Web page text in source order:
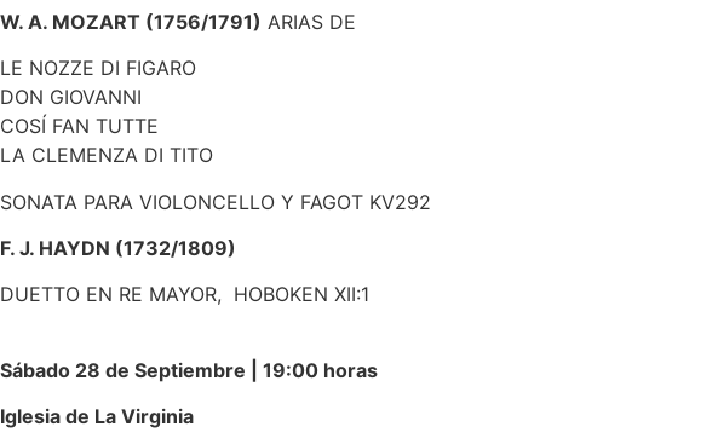
W. A. MOZART (1756/1791) ARIAS DE
LE NOZZE DI FIGARO
DON GIOVANNI
COSÍ FAN TUTTE
LA CLEMENZA DI TITO
SONATA PARA VIOLONCELLO Y FAGOT KV292
F. J. HAYDN (1732/1809)
DUETTO EN RE MAYOR, HOBOKEN XII:1
Sábado 28 de Septiembre | 19:00 horas
Iglesia de La Virginia